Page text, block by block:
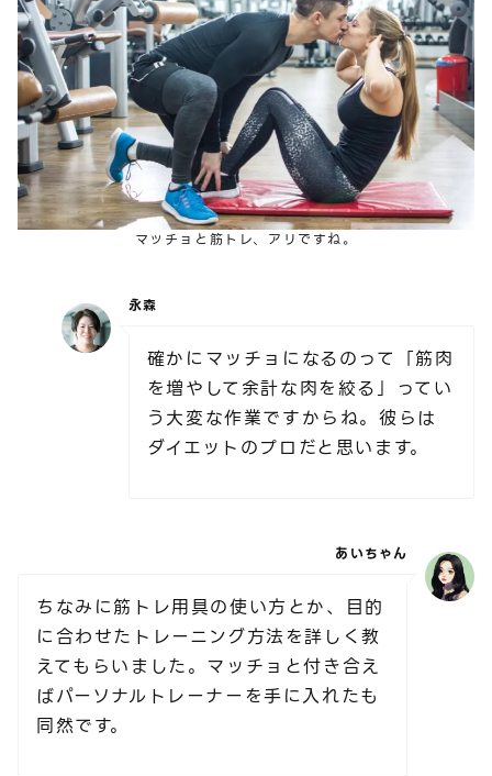
マッチョと筋トレ、アリですね。
永森
確かにマッチョになるのって「筋肉
を増やして余計な肉を絞る」ってい
う大変な作業ですからね。彼らは
ダイエットのプロだと思います。
あいちゃん
ちなみに筋トレ用具の使い方とか、目的
に合わせたトレーニング方法を詳しく教
えてもらいました。マッチョと付き合え
ばパーソナルトレーナーを手に入れたも
同然です。